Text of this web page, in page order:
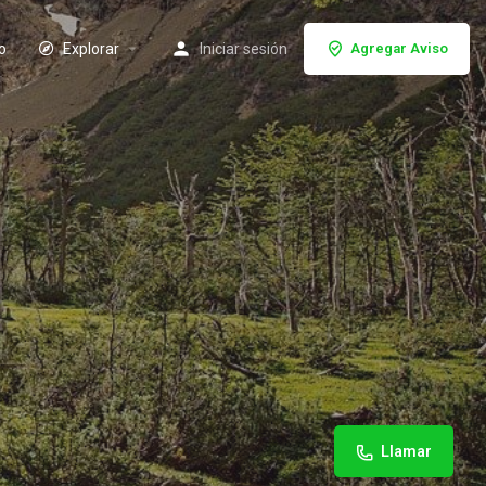
Explorar Iniciar sesión Agregar Aviso
Llamar